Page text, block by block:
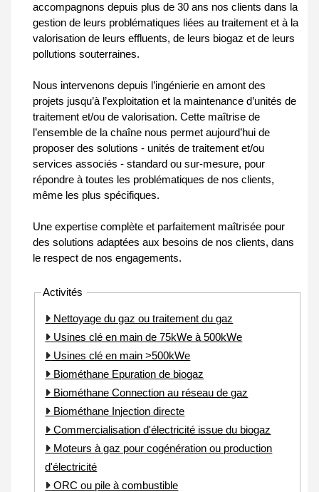
accompagnons depuis plus de 30 ans nos clients dans la
gestion de leurs problématiques liées au traitement et à la
valorisation de leurs effluents, de leurs biogaz et de leurs
pollutions souterraines.
Nous intervenons depuis l’ingénierie en amont des
projets jusqu’à l’exploitation et la maintenance d’unités de
traitement et/ou de valorisation. Cette maîtrise de
l’ensemble de la chaîne nous permet aujourd’hui de
proposer des solutions - unités de traitement et/ou
services associés - standard ou sur-mesure, pour
répondre à toutes les problématiques de nos clients,
même les plus spécifiques.
Une expertise complète et parfaitement maîtrisée pour
des solutions adaptées aux besoins de nos clients, dans
le respect de nos engagements.
Activités
Nettoyage du gaz ou traitement du gaz
Usines clé en main de 75kWe à 500kWe
Usines clé en main >500kWe
Biométhane Epuration de biogaz
Biométhane Connection au réseau de gaz
Biométhane Injection directe
Commercialisation d'électricité issue du biogaz
Moteurs à gaz pour cogénération ou production
d'électricité
ORC ou pile à combustible